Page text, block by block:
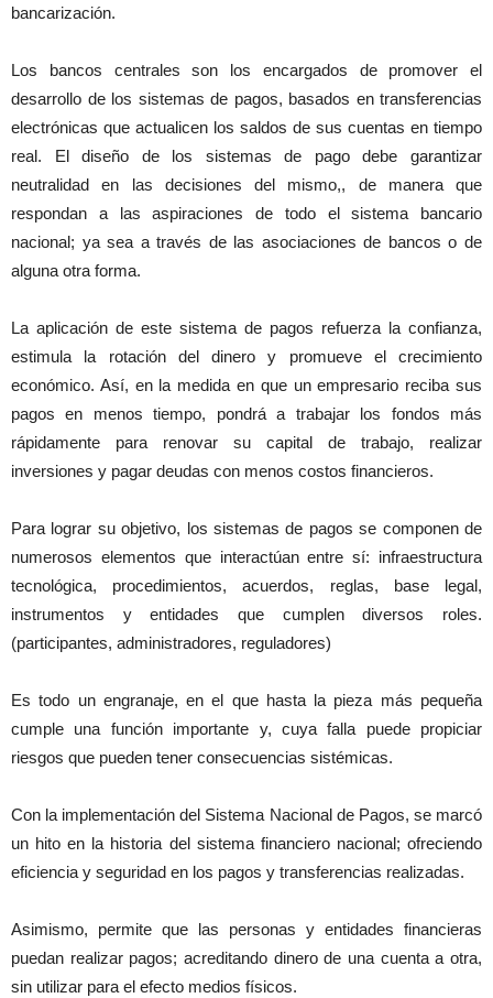
bancarización.
Los bancos centrales son los encargados de promover el
desarrollo de los sistemas de pagos, basados en transferencias
electrónicas que actualicen los saldos de sus cuentas en tiempo
real. El diseño de los sistemas de pago debe garantizar
neutralidad en las decisiones del mismo,, de manera que
respondan a las aspiraciones de todo el sistema bancario
nacional; ya sea a través de las asociaciones de bancos o de
alguna otra forma.
La aplicación de este sistema de pagos refuerza la confianza,
estimula la rotación del dinero y promueve el crecimiento
económico. Así, en la medida en que un empresario reciba sus
pagos en menos tiempo, pondrá a trabajar los fondos más
rápidamente para renovar su capital de trabajo, realizar
inversiones y pagar deudas con menos costos financieros.
Para lograr su objetivo, los sistemas de pagos se componen de
numerosos elementos que interactúan entre sí: infraestructura
tecnológica, procedimientos, acuerdos, reglas, base legal,
instrumentos y entidades que cumplen diversos roles.
(participantes, administradores, reguladores)
Es todo un engranaje, en el que hasta la pieza más pequeña
cumple una función importante y, cuya falla puede propiciar
riesgos que pueden tener consecuencias sistémicas.
Con la implementación del Sistema Nacional de Pagos, se marcó
un hito en la historia del sistema financiero nacional; ofreciendo
eficiencia y seguridad en los pagos y transferencias realizadas.
Asimismo, permite que las personas y entidades financieras
puedan realizar pagos; acreditando dinero de una cuenta a otra,
sin utilizar para el efecto medios físicos.